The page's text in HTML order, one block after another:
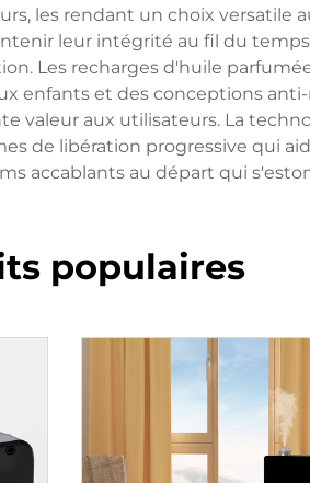
les rendant un choix versatile
leur intégrité au fil du
Les recharges d'huile
enfants et des conceptions
aux utilisateurs. La
de libération progressive qui
accablants au départ qui
populaires